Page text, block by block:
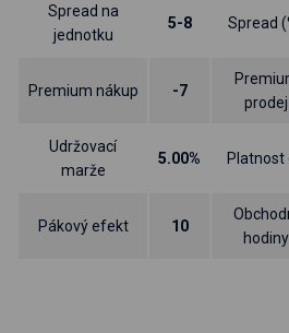
Spread na
jednotku
5-8 Spread
Premium nákup -7
prodej
Udržovací
marže
5.00% Platnost
Pákový efekt 10
hodiny